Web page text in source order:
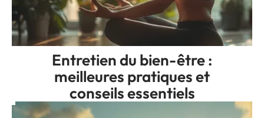
Entretien du bien-être :
meilleures pratiques et
conseils essentiels